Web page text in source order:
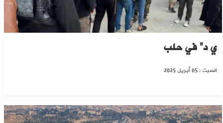
أنباء عن توقف عملية تبادل الأسرى بين الدولة و"ب
ي د" في حلب
السبت : 05 أبريل 2025